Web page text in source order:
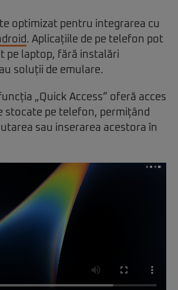
optimizat pentru integrarea cu
. Aplicațiile de pe telefon pot
pe laptop, fără instalări
soluții de emulare.
„Quick Access” oferă acces
stocate pe telefon, permițând
sau inserarea acestora în